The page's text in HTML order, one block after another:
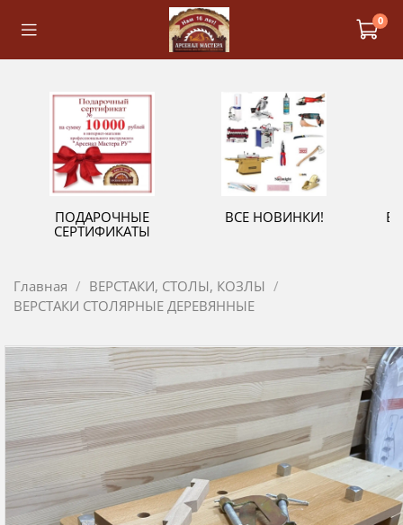
0
ПОДАРОЧНЫЕ
СЕРТИФИКАТЫ
ВСЕ НОВИНКИ!
Главная
ВЕРСТАКИ, СТОЛЫ, КОЗЛЫ
ВЕРСТАКИ СТОЛЯРНЫЕ ДЕРЕВЯННЫЕ